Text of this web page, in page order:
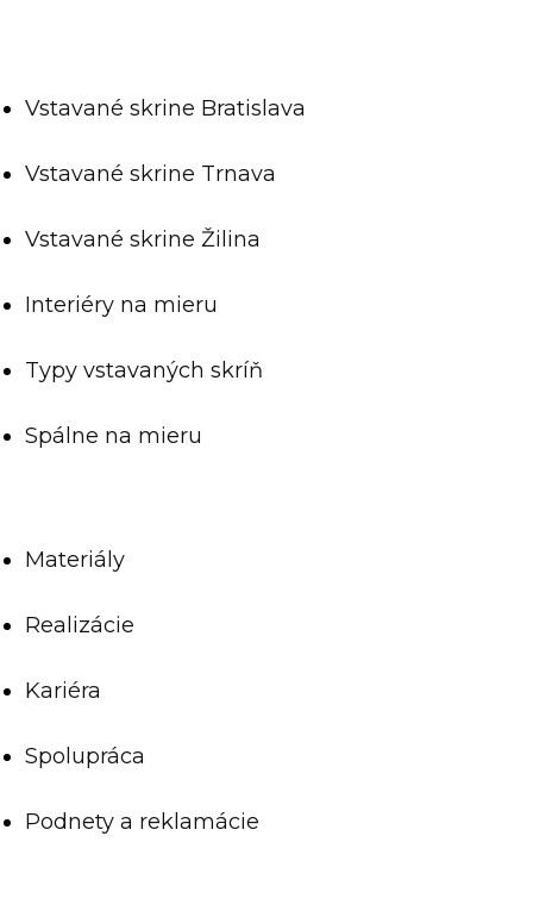
Vstavané skrine Bratislava
Vstavané skrine Trnava
Vstavané skrine Žilina
Interiéry na mieru
Typy vstavaných skríň
Spálne na mieru
Materiály
Realizácie
Kariéra
Spolupráca
Podnety a reklamácie